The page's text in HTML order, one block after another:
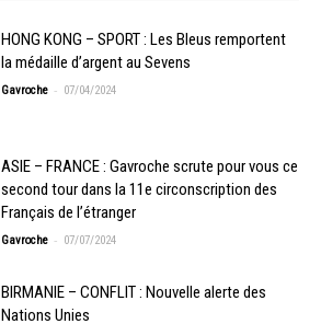
HONG KONG – SPORT : Les Bleus remportent
la médaille d’argent au Sevens
Gavroche - 07/04/2024
ASIE – FRANCE : Gavroche scrute pour vous ce
second tour dans la 11e circonscription des
Français de l’étranger
Gavroche - 07/07/2024
BIRMANIE – CONFLIT : Nouvelle alerte des
Nations Unies